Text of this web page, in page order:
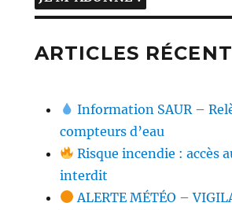
ARTICLES
Information SAUR –
compteurs d’eau
Risque incendie : accès
interdit
ALERTE MÉTÉO –